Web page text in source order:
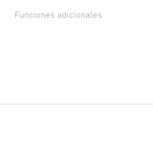
Funciones adicionales